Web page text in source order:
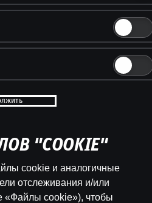
демо-версия.
чтобы играть в
деньги.
"COOKIE"
cookie и аналогичные
отслеживания и/или
«Файлы cookie»), чтобы